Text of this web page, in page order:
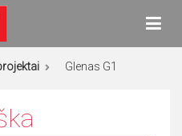
Glenas G1